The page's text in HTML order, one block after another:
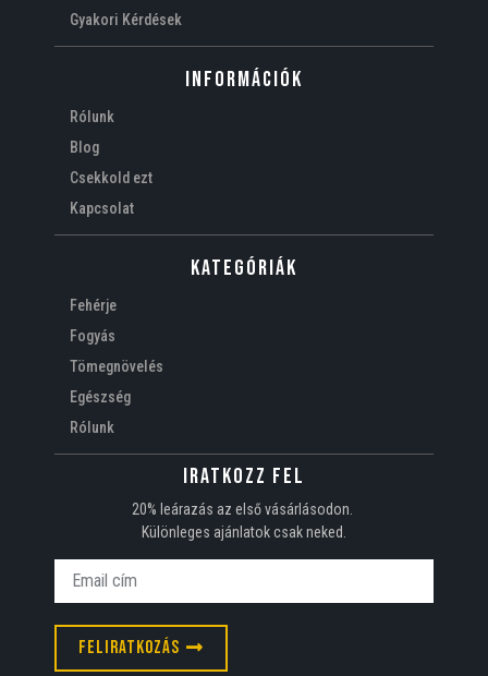
Gyakori Kérdések
Információk
Rólunk
Blog
Csekkold ezt
Kapcsolat
Kategóriák
Fehérje
Fogyás
Tömegnövelés
Egészség
Rólunk
Iratkozz fel
20% leárazás az első vásárlásodon.
Különleges ajánlatok csak neked.
Feliratkozás